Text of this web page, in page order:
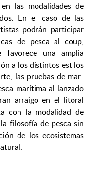
las modalidades de
En el caso de las
podrán participar
de pesca al coup,
una amplia
a los distintos estilos
las pruebas de mar-
marítima al lanzado
arraigo en el litoral
con la modalidad de
filosofía de pesca sin
de los ecosistemas